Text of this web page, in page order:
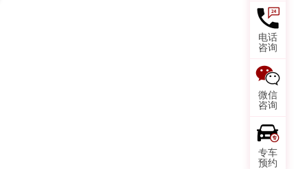
电话
咨询
微信
咨询
专车
预约